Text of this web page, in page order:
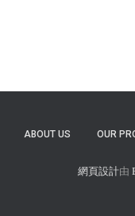
ABOUT US OUR
網頁設計由